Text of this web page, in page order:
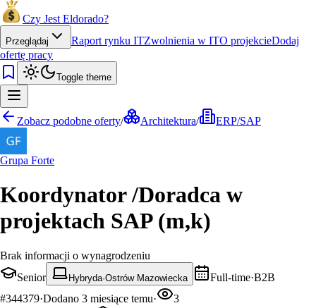
Czy Jest Eldorado?
Przeglądaj Raport rynku ITZwolnienia w ITO projekcieDodaj
ofertę pracy
Toggle theme
Zobacz podobne oferty/ Architektura/ ERP/SAP
Grupa Forte
Koordynator /Doradca w
projektach SAP (m,k)
Brak informacji o wynagrodzeniu
Senior
Hybryda·Ostrów Mazowiecka Full-time·B2B
#344379·Dodano 3 miesiące temu·
3